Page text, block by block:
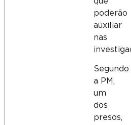
poderão
auxiliar
nas
Segundo
a PM,
um
dos
presos,